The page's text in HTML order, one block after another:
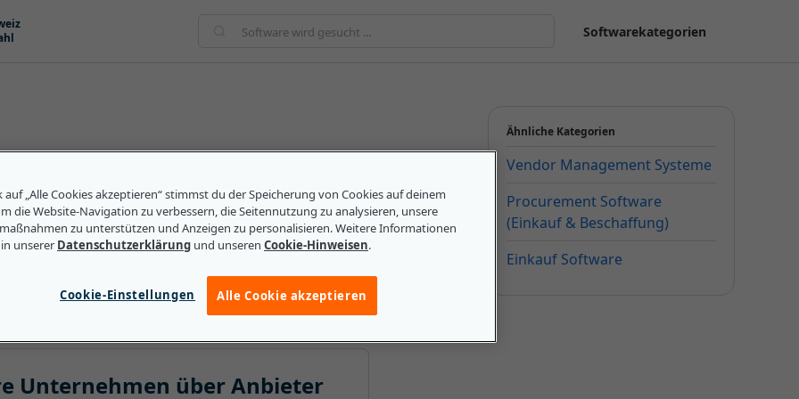
Softwarekategorien
ein Produkt verkauft oder Dienstleistungen
und herstellen oder sie verkaufen Produkte
Dienstleistungen wie Support, Wartung und
von Dritten anbieten. Anbieter sind in nahezu
für Gesundheitssoftware einem
Gesundheitsmanagement zur Verfügung stellen.
Pharmaunternehmens auf die neue Plattform.
Unternehmen über Anbieter
Ähnliche Kategorien
Vendor Management Systeme
Procurement Software
(Einkauf & Beschaffung)
Einkauf Software
auf „Alle Cookies akzeptieren“ stimmst du der Speicherung von Cookies auf deinem
die Website-Navigation zu verbessern, die Seitennutzung zu analysieren, unsere
zu unterstützen und Anzeigen zu personalisieren. Weitere Informationen
unserer Datenschutzerklärung und unseren Cookie-Hinweisen.
Cookie-Einstellungen Alle Cookie akzeptieren